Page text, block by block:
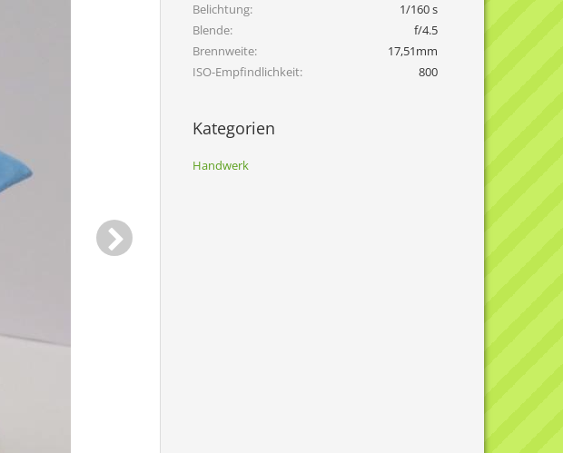
Belichtung
1/160 s
Blende
f/4.5
Brennweite
17,51mm
ISO-Empfindlichkeit
800
Kategorien
Handwerk